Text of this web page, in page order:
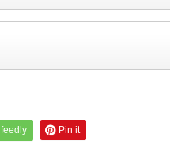
feedly Pin it